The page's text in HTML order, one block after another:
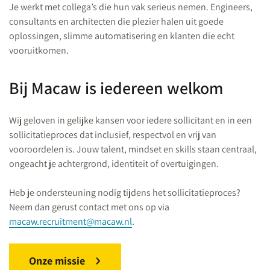
Je werkt met collega’s die hun vak serieus nemen. Engineers,
consultants en architecten die plezier halen uit goede
oplossingen, slimme automatisering en klanten die echt
vooruitkomen.
Bij Macaw is iedereen welkom
Wij geloven in gelijke kansen voor iedere sollicitant en in een
sollicitatieproces dat inclusief, respectvol en vrij van
vooroordelen is. Jouw talent, mindset en skills staan centraal,
ongeacht je achtergrond, identiteit of overtuigingen.
Heb je ondersteuning nodig tijdens het sollicitatieproces?
Neem dan gerust contact met ons op via
macaw.recruitment@macaw.nl.
Onze missie